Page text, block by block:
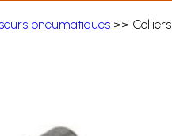
pneumatiques>>